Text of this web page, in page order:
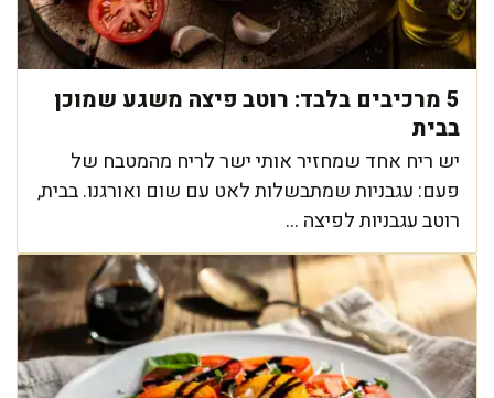
5 מרכיבים בלבד: רוטב פיצה משגע שמוכן
בבית
יש ריח אחד שמחזיר אותי ישר לריח מהמטבח של
פעם: עגבניות שמתבשלות לאט עם שום ואורגנו. בבית,
רוטב עגבניות לפיצה ...